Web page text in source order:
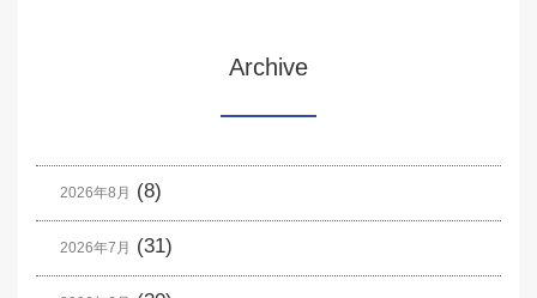
Archive
2026年8月 (8)
2026年7月 (31)